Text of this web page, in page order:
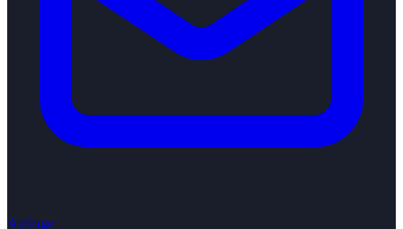
Anfrage